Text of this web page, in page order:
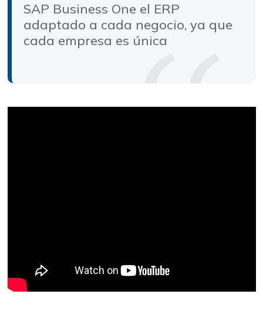
SAP Business One el ERP
adaptado a cada negocio, ya que
cada empresa es única